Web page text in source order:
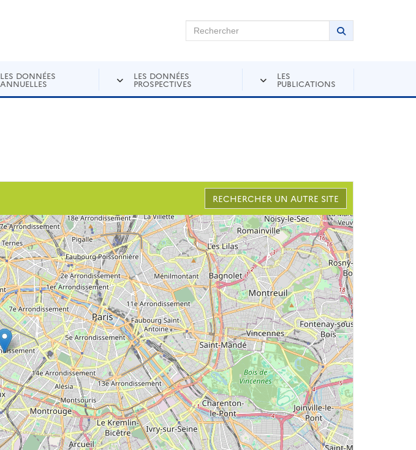
Rechercher sur Andra Inventaire Rechercher
Lancer la
LES DONNÉES
ANNUELLES
LES DONNÉES
PROSPECTIVES
LES
PUBLICATIONS
RECHERCHER UN AUTRE SITE